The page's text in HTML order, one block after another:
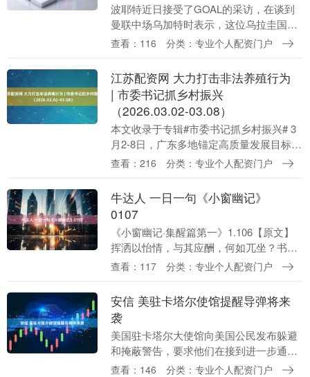
波耶特近日接受了GOAL的采访，在谈到
曼联中场乌加特时表示，这位乌拉圭国脚
应该在今夏离开老特拉福德，并坦言自己
联近年来最令....
查看：116 分类：专业个人配资门户
江苏配资网 大力打击非法养殖行为
| 市委书记抓乡村振兴
（2026.03.02-03.08）
本文收录于专辑#市委书记抓乡村振兴# 3
月2-8日，广东多地锚定高质量发展目标真
抓实干。珠海做强镇域发展联城带村能
良”集成....
查看：216 分类：专业个人配资门户
牛达人 一日一句《小窗幽记》
0107
《小窗幽记·集醒篇第一》1.106【原文】
挥洒以怡情，与其应酬，何如兀坐？书礼
以达情，与其工巧，何若直陈？棋局以适
与其谑浪，....
查看：117 分类：专业个人配资门户
安信 美驻卡塔尔使馆提醒导弹将来
袭
美国驻卡塔尔大使馆向美国公民发布躲避
和掩蔽警告，要求他们在接到进一步通知
前保持警觉，并提醒导弹即将发射、即将
查看：146 分类：专业个人配资门户